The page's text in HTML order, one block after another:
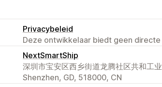
Privacybeleid
Deze ontwikkelaar biedt geen
NextSmartShip
深圳市宝安区西乡街道龙腾社区共和工
Shenzhen, GD, 518000, CN